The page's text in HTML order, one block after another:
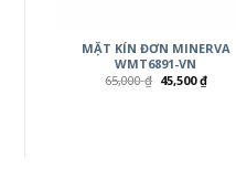
MẶT KÍN ĐƠN MINERVA
WMT6891-VN
65,000₫ 45,500₫